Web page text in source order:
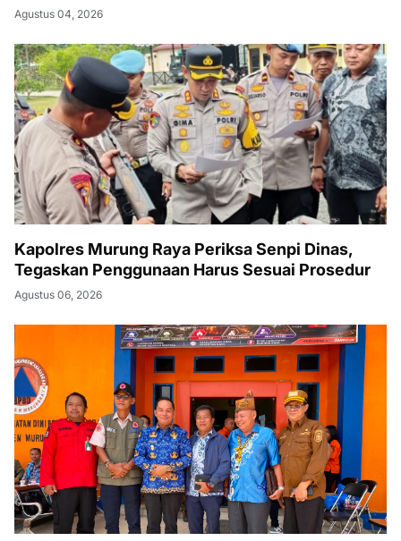
Agustus 04, 2026
Kapolres Murung Raya Periksa Senpi Dinas,
Tegaskan Penggunaan Harus Sesuai Prosedur
Agustus 06, 2026